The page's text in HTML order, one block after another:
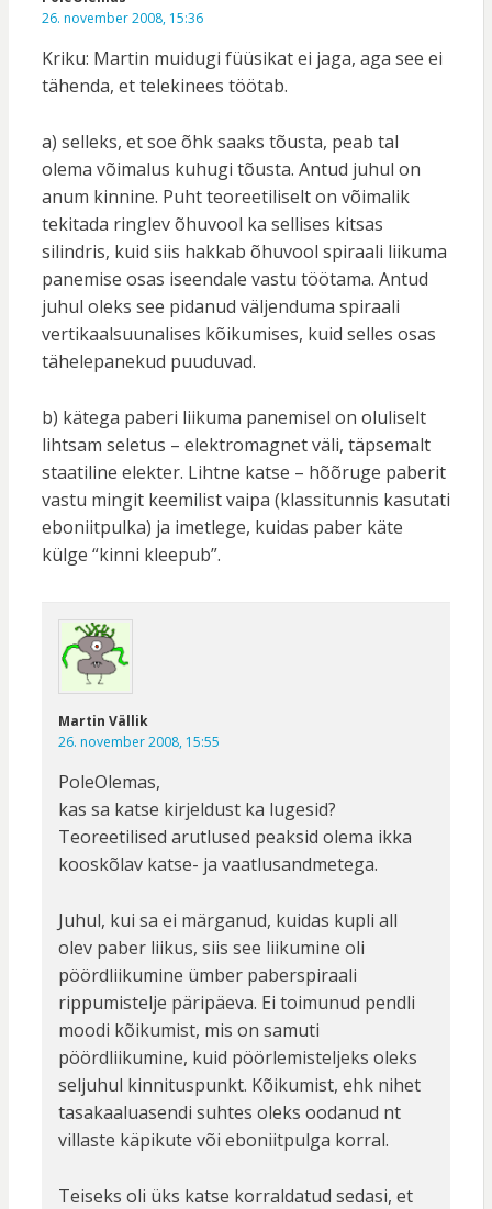
26. november 2008, 15:36
Kriku: Martin muidugi füüsikat ei jaga, aga see ei
tähenda, et telekinees töötab.
a) selleks, et soe õhk saaks tõusta, peab tal
olema võimalus kuhugi tõusta. Antud juhul on
anum kinnine. Puht teoreetiliselt on võimalik
tekitada ringlev õhuvool ka sellises kitsas
silindris, kuid siis hakkab õhuvool spiraali liikuma
panemise osas iseendale vastu töötama. Antud
juhul oleks see pidanud väljenduma spiraali
vertikaalsuunalises kõikumises, kuid selles osas
tähelepanekud puuduvad.
b) kätega paberi liikuma panemisel on oluliselt
lihtsam seletus – elektromagnet väli, täpsemalt
staatiline elekter. Lihtne katse – hõõruge paberit
vastu mingit keemilist vaipa (klassitunnis kasutati
eboniitpulka) ja imetlege, kuidas paber käte
külge “kinni kleepub”.
Martin Vällik
26. november 2008, 15:55
PoleOlemas,
kas sa katse kirjeldust ka lugesid?
Teoreetilised arutlused peaksid olema ikka
kooskõlav katse- ja vaatlusandmetega.
Juhul, kui sa ei märganud, kuidas kupli all
olev paber liikus, siis see liikumine oli
pöördliikumine ümber paberspiraali
rippumistelje päripäeva. Ei toimunud pendli
moodi kõikumist, mis on samuti
pöördliikumine, kuid pöörlemisteljeks oleks
seljuhul kinnituspunkt. Kõikumist, ehk nihet
tasakaaluasendi suhtes oleks oodanud nt
villaste käpikute või eboniitpulga korral.
Teiseks oli üks katse korraldatud sedasi, et